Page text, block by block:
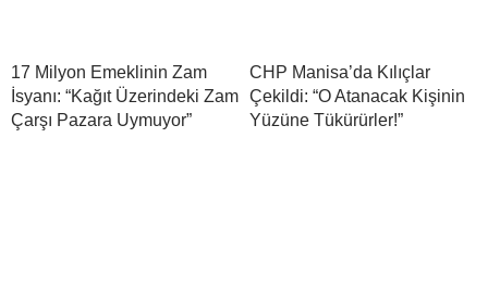
17 Milyon Emeklinin Zam
İsyanı: “Kağıt Üzerindeki Zam
Çarşı Pazara Uymuyor”
CHP Manisa’da Kılıçlar
Çekildi: “O Atanacak Kişinin
Yüzüne Tükürürler!”